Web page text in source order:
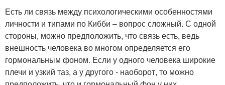
Есть ли связь между психологическими особенностями
личности и типами по Кибби – вопрос сложный. С одной
стороны, можно предположить, что связь есть, ведь
внешность человека во многом определяется его
гормональным фоном. Если у одного человека широкие
плечи и узкий таз, а у другого - наоборот, то можно